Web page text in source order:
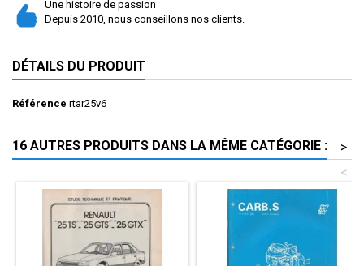
Une histoire de passion
Depuis 2010, nous conseillons nos clients.
DÉTAILS DU PRODUIT
Référence rtar25v6
16 AUTRES PRODUITS DANS LA MÊME CATÉGORIE :
>
<